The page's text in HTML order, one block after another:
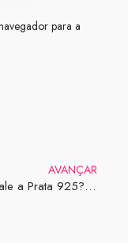
para a
AVANÇAR
Quanto Vale a Prata 925? Tudo o que Você Precisa Saber